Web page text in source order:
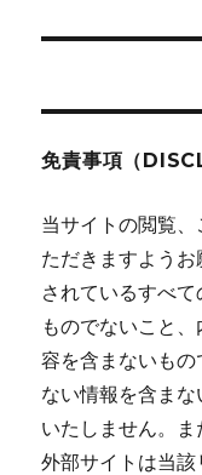
ー
投
免責事項（
当サイトの閲覧
ただきますよう
されているすべ
ものでないこと
容を含まないも
ない情報を含ま
いたしません。
外部サイトは当